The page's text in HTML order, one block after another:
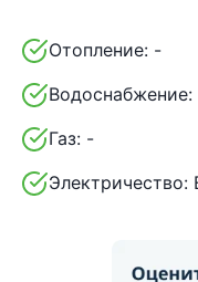
Отопление: -
Водоснабжение:
Газ: -
Электричество: